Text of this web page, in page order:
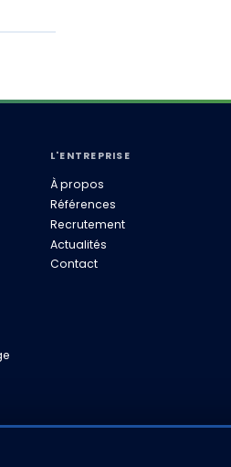
L'ENTREPRISE
À propos
Références
Recrutement
Actualités
Contact